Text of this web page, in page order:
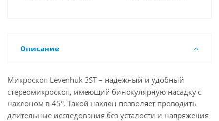
Описание
Микроскоп Levenhuk 3ST – надежный и удобный
стереомикроскоп, имеющий бинокулярную насадку с
наклоном в 45°. Такой наклон позволяет проводить
длительные исследования без усталости и напряжения